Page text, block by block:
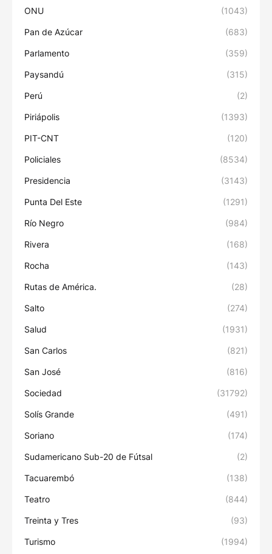
ONU (1043)
Pan de Azúcar (683)
Parlamento (359)
Paysandú (315)
Perú (2)
Piriápolis (1393)
PIT-CNT (120)
Policiales (8534)
Presidencia (3143)
Punta Del Este (1291)
Río Negro (984)
Rivera (168)
Rocha (143)
Rutas de América. (28)
Salto (274)
Salud (1931)
San Carlos (821)
San José (816)
Sociedad (31792)
Solís Grande (491)
Soriano (174)
Sudamericano Sub-20 de Fútsal (2)
Tacuarembó (138)
Teatro (844)
Treinta y Tres (93)
Turismo (1994)